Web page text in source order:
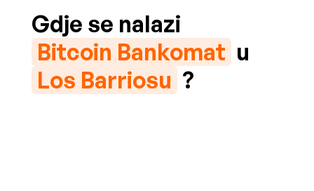
Gdje se nalazi
Bitcoin Bankomat u
Los Barriosu ?